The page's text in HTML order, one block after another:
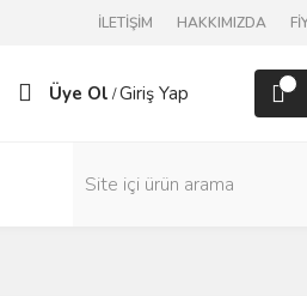
İLETİŞİM HAKKIMIZDA
Üye Ol /Giriş Yap